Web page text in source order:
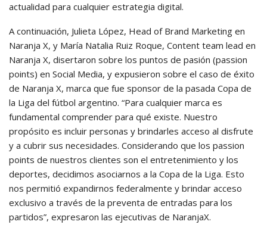
actualidad para cualquier estrategia digital.
A continuación, Julieta López, Head of Brand Marketing en
Naranja X, y María Natalia Ruiz Roque, Content team lead en
Naranja X, disertaron sobre los puntos de pasión (passion
points) en Social Media, y expusieron sobre el caso de éxito
de Naranja X, marca que fue sponsor de la pasada Copa de
la Liga del fútbol argentino. “Para cualquier marca es
fundamental comprender para qué existe. Nuestro
propósito es incluir personas y brindarles acceso al disfrute
y a cubrir sus necesidades. Considerando que los passion
points de nuestros clientes son el entretenimiento y los
deportes, decidimos asociarnos a la Copa de la Liga. Esto
nos permitió expandirnos federalmente y brindar acceso
exclusivo a través de la preventa de entradas para los
partidos”, expresaron las ejecutivas de NaranjaX.